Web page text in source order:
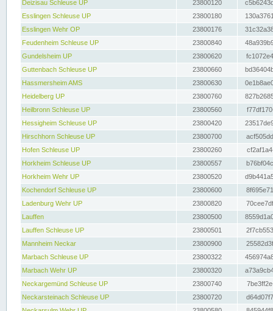
Deizisau Schleuse UP
23800120
Esslingen Schleuse UP
23800180
Esslingen Wehr OP
23800176
Feudenheim Schleuse UP
23800840
Gundelsheim UP
23800620
Guttenbach Schleuse UP
23800660
Hassmersheim AMS
23800630
Heidelberg UP
23800760
Heilbronn Schleuse UP
23800560
Hessigheim Schleuse UP
23800420
Hirschhorn Schleuse UP
23800700
Hofen Schleuse UP
23800260
Horkheim Schleuse UP
23800557
Horkheim Wehr UP
23800520
Kochendorf Schleuse UP
23800600
Ladenburg Wehr UP
23800820
Lauffen
23800500
Lauffen Schleuse UP
23800501
Mannheim Neckar
23800900
Marbach Schleuse UP
23800322
Marbach Wehr UP
23800320
Neckargemünd Schleuse UP
23800740
Neckarsteinach Schleuse UP
23800720